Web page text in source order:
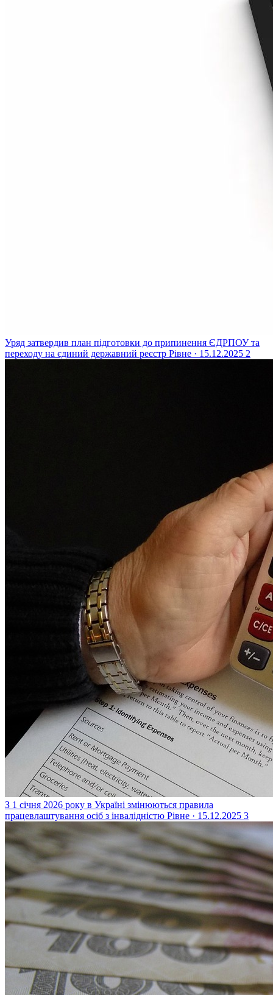
Уряд затвердив план підготовки до припинення ЄДРПОУ та
переходу на єдиний державний реєстр Рівне · 15.12.2025 2
З 1 січня 2026 року в Україні змінюються правила
працевлаштування осіб з інвалідністю Рівне · 15.12.2025 3